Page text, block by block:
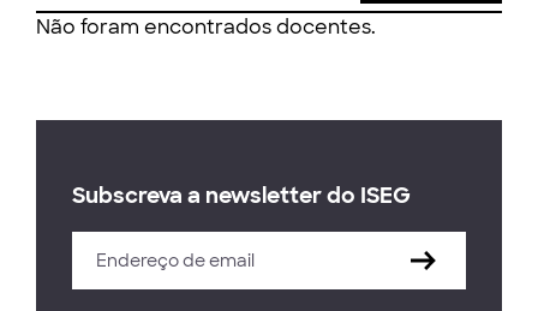
Não foram encontrados docentes.
Subscreva a newsletter do ISEG